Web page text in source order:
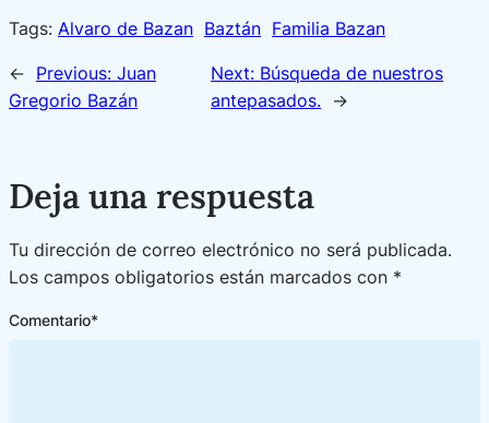
Tags: Alvaro de Bazan Baztán Familia Bazan
← Previous: Juan
Gregorio Bazán
Next: Búsqueda de nuestros
antepasados. →
Deja una respuesta
Tu dirección de correo electrónico no será publicada.
Los campos obligatorios están marcados con *
Comentario*